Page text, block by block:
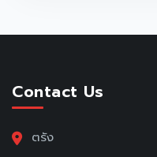
Contact Us
ตรัง